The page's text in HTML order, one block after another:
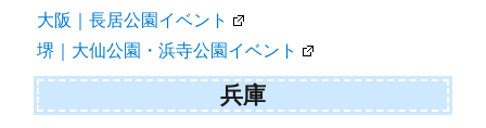
大阪｜長居公園イベント
堺｜大仙公園・浜寺公園イベント
兵庫